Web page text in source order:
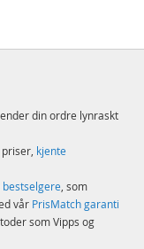
din ordre lynraskt
kjente
bestselgere, som
vår PrisMatch garanti
som Vipps og